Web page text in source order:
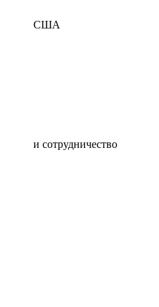
США
и сотрудничество